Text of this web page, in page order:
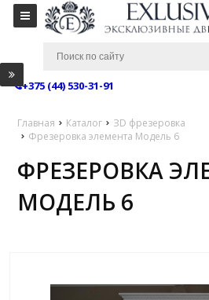
+375 (44) 530-31-91
Главная Каталог
ЗD фрезеровка
Фрезеровка элемента Модель 6
ФРЕЗЕРОВКА
МОДЕЛЬ 6